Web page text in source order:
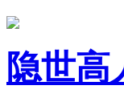
隐世高